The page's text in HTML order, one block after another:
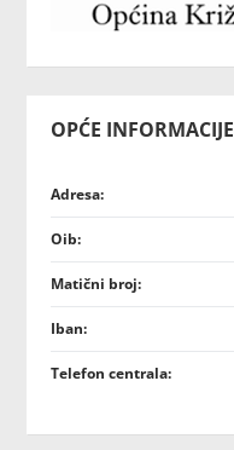
OPĆE INFORMACIJE
Adresa:
Oib:
Matični broj:
Iban:
Telefon centrala: